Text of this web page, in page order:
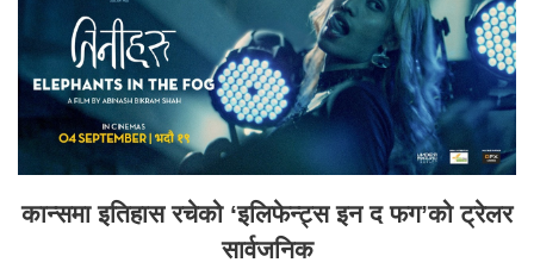
कान्समा इतिहास रचेको ‘इलिफेन्ट्स इन द फग’को ट्रेलर
सार्वजनिक